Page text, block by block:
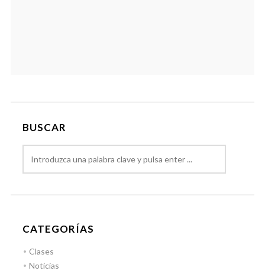
BUSCAR
CATEGORÍAS
Clases
Noticias